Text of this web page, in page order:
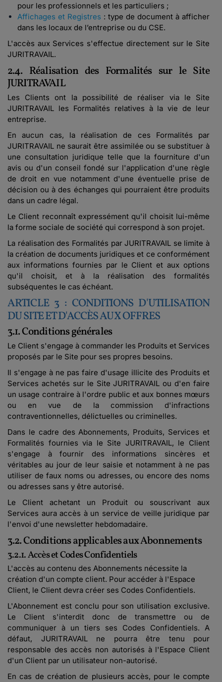
pour les professionnels et les particuliers ;
Affichages et Registres : type de document à afficher
dans les locaux de l’entreprise ou du CSE.
L'accès aux Services s'effectue directement sur le Site
JURITRAVAIL.
2.4. Réalisation des Formalités sur le Site
JURITRAVAIL
Les Clients ont la possibilité de réaliser via le Site
JURITRAVAIL les Formalités relatives à la vie de leur
entreprise.
En aucun cas, la réalisation de ces Formalités par
JURITRAVAIL ne saurait être assimilée ou se substituer à
une consultation juridique telle que la fourniture d'un
avis ou d'un conseil fondé sur l'application d'une règle
de droit en vue notamment d'une éventuelle prise de
décision ou à des échanges qui pourraient être produits
dans un cadre légal.
Le Client reconnaît expressément qu'il choisit lui-même
la forme sociale de société qui correspond à son projet.
La réalisation des Formalités par JURITRAVAIL se limite à
la création de documents juridiques et ce conformément
aux informations fournies par le Client et aux options
qu'il choisit, et à la réalisation des formalités
subséquentes le cas échéant.
ARTICLE 3 : CONDITIONS D'UTILISATION
DU SITE ET D'ACCÈS AUX OFFRES
3.1. Conditions générales
Le Client s'engage à commander les Produits et Services
proposés par le Site pour ses propres besoins.
Il s'engage à ne pas faire d'usage illicite des Produits et
Services achetés sur le Site JURITRAVAIL ou d'en faire
un usage contraire à l'ordre public et aux bonnes mœurs
ou en vue de la commission d'infractions
contraventionnelles, délictuelles ou criminelles.
Dans le cadre des Abonnements, Produits, Services et
Formalités fournies via le Site JURITRAVAIL, le Client
s'engage à fournir des informations sincères et
véritables au jour de leur saisie et notamment à ne pas
utiliser de faux noms ou adresses, ou encore des noms
ou adresses sans y être autorisé.
Le Client achetant un Produit ou souscrivant aux
Services aura accès à un service de veille juridique par
l'envoi d'une newsletter hebdomadaire.
3.2. Conditions applicables aux Abonnements
3.2.1. Accès et Codes Confidentiels
L'accès au contenu des Abonnements nécessite la
création d'un compte client. Pour accéder à l'Espace
Client, le Client devra créer ses Codes Confidentiels.
L'Abonnement est conclu pour son utilisation exclusive.
Le Client s'interdit donc de transmettre ou de
communiquer à un tiers ses Codes Confidentiels. A
défaut, JURITRAVAIL ne pourra être tenu pour
responsable des accès non autorisés à l'Espace Client
d'un Client par un utilisateur non-autorisé.
En cas de création de plusieurs accès, pour le compte